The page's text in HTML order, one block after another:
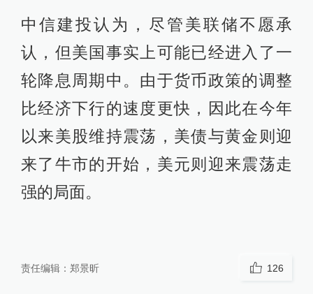
中信建投认为，尽管美联储不愿承
认，但美国事实上可能已经进入了一
轮降息周期中。由于货币政策的调整
比经济下行的速度更快，因此在今年
以来美股维持震荡，美债与黄金则迎
来了牛市的开始，美元则迎来震荡走
强的局面。
责任编辑： 郑景昕 126